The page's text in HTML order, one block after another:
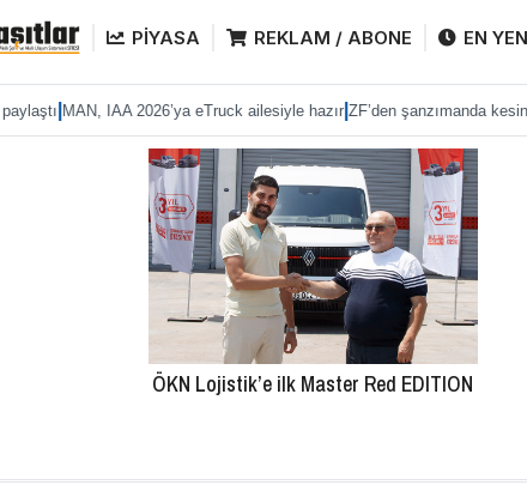
PİYASA REKLAM / ABONE EN
IAA 2026’ya eTruck ailesiyle hazır|ZF’den şanzımanda kesintisiz
ÖKN Lojistik’e ilk Master Red EDITION